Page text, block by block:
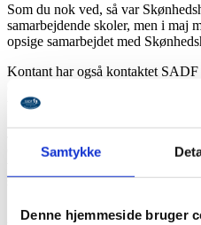
Samtykke
Denne hjemmeside bruger
Som du nok ved, så var
samarbejdende skoler, men i maj
opsige samarbejdet med
Kontant har også kontaktet
vi ikke opfattede samarbejdet som
Jeg håber meget, at sagen ikke
og dig som fodplejer negativt.
spørgsmål fra blandt andet
Spørgsmål, som du måske også